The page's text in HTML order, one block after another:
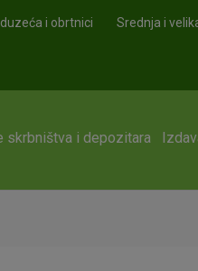
i obrtnici Srednja i
skrbništva i depozitara